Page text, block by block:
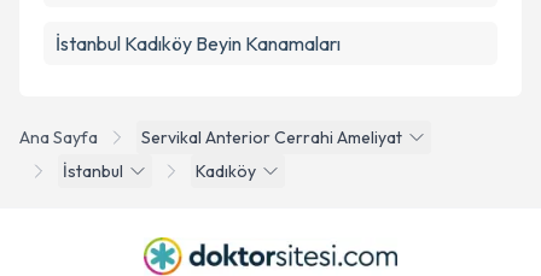
Ana Sayfa
Servikal Anterior Cerrahi Ameliyat
İstanbul
Kadıköy
İstanbul Kadıköy Beyin Kanamaları